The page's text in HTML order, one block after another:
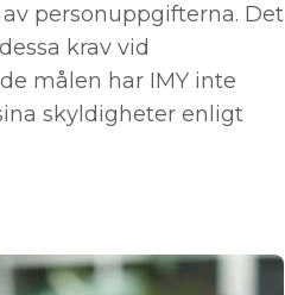
personuppgifterna. Det
krav vid
målen har IMY inte
skyldigheter enligt